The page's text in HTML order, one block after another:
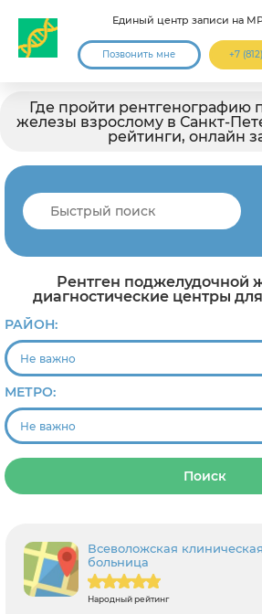
Единый центр записи на
Позвонить мне +7
Где пройти рентгенографию
железы взрослому в Санкт-
рейтинги, онлайн
Рентген поджелудочной
диагностические центры
РАЙОН:
МЕТРО:
Поиск
Всеволожская
больница
Народный рейтинг